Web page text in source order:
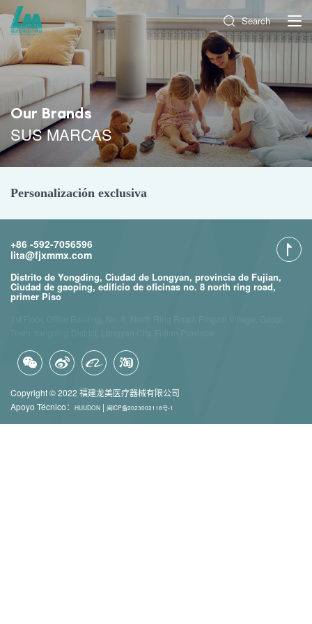
Search
Our Brands
SUS MARCAS
Personalización exclusiva
Copyright © 2022 福建龙美医疗器械有限公司
Apoyo Técnico：
HUUDON | 闽ICP备2023002118号-1
+86 -592-7056596
lita@fjxmmx.com
Distrito de Yongding, Ciudad de Longyan, provincia de Fujian,
Ciudad de gaoping, edificio de oficinas no. 8 north ring road,
primer Piso